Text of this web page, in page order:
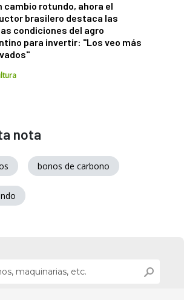
cambio rotundo, ahora el
brasilero destaca las
condiciones del agro
para invertir: "Los veo más
nota
bonos de carbono